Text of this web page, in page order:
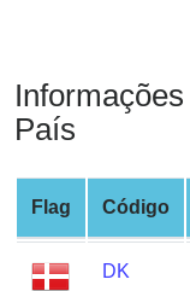
What
is
IP
Address
?
IP
País
Flag Código
DK